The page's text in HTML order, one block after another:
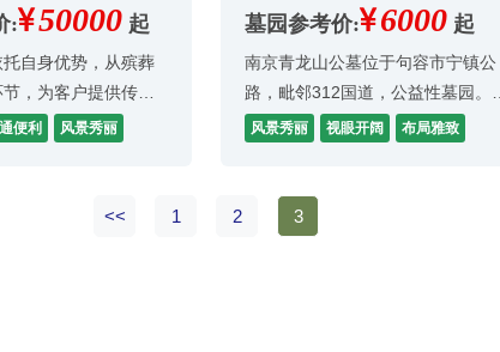
: 50000 起
自身优势，从殡葬
，为客户提供传统
网相结合的殡葬一
便利 风景秀丽
墓园参考价: 6000 起
南京青龙山公墓位于句容市宁镇公
路，毗邻312国道，公益性墓园。离
市中心远，但公交线路可达，到较
风景秀丽，视眼开阔。园内有人造
景观（亭台楼阁
风景秀丽 视眼开阔 布局雅致
<< 1 2 3